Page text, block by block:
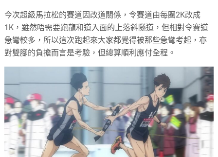
今次超級馬拉松的賽道因改道關係，令賽道由每圈2K改成
1K，雖然唔需要跑龍和道入面的上落斜隧道，但相對令賽道
急彎較多，所以這次跑起來大家都覺得被那些急彎考起，亦
對雙腳的負擔而言是考驗，但總算順利應付全程。